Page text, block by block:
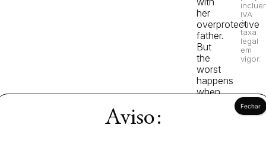
her
overprotective
father.
But
the
worst
happens
when
IVA
à
taxa
legal
em
vigor.
Aviso: